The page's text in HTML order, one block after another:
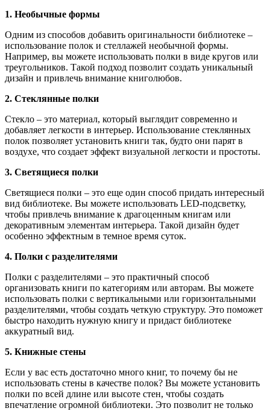
1. Необычные формы
Одним из способов добавить оригинальности библиотеке –
использование полок и стеллажей необычной формы.
Например, вы можете использовать полки в виде кругов или
треугольников. Такой подход позволит создать уникальный
дизайн и привлечь внимание книголюбов.
2. Стеклянные полки
Стекло – это материал, который выглядит современно и
добавляет легкости в интерьер. Использование стеклянных
полок позволяет установить книги так, будто они парят в
воздухе, что создает эффект визуальной легкости и простоты.
3. Светящиеся полки
Светящиеся полки – это еще один способ придать интересный
вид библиотеке. Вы можете использовать LED-подсветку,
чтобы привлечь внимание к драгоценным книгам или
декоративным элементам интерьера. Такой дизайн будет
особенно эффектным в темное время суток.
4. Полки с разделителями
Полки с разделителями – это практичный способ
организовать книги по категориям или авторам. Вы можете
использовать полки с вертикальными или горизонтальными
разделителями, чтобы создать четкую структуру. Это поможет
быстро находить нужную книгу и придаст библиотеке
аккуратный вид.
5. Книжные стены
Если у вас есть достаточно много книг, то почему бы не
использовать стены в качестве полок? Вы можете установить
полки по всей длине или высоте стен, чтобы создать
впечатление огромной библиотеки. Это позволит не только